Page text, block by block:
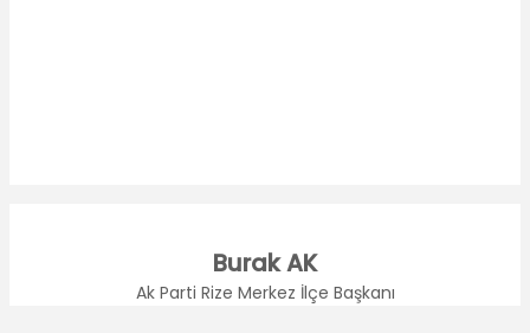
Burak AK
Ak Parti Rize Merkez İlçe Başkanı